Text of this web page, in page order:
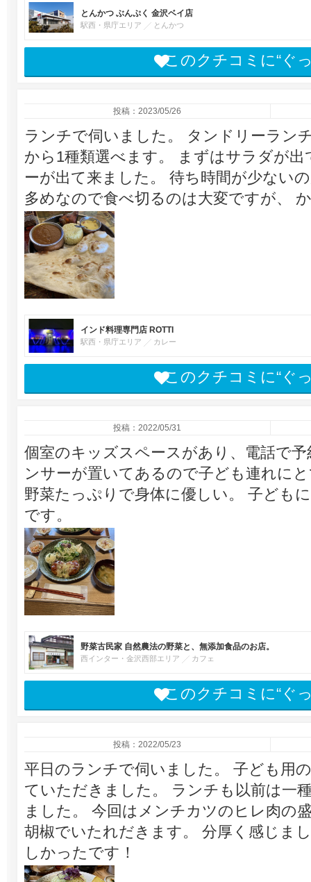
とんかつ ぶんぷく 金沢ベイ店
駅西・県庁エリア とんかつ
このクチコミに“ぐ
投稿：2023/05/26
ランチで伺いました。 タンドリーラン
から1種類選べます。 まずはサラダが
ーが出て来ました。 待ち時間が少ない
多めなので食べ切るのは大変ですが、
インド料理専門店 ROTTI
駅西・県庁エリア カレー
このクチコミに“ぐ
投稿：2022/05/31
個室のキッズスペースがあり、電話で
ンサーが置いてあるので子ども連れに
野菜たっぷりで身体に優しい。 子ども
です。
野菜古民家 自然農法の野菜と、無添加食品のお店。
西インター・金沢西部エリア カフェ
このクチコミに“ぐ
投稿：2022/05/23
平日のランチで伺いました。 子ども用
ていただきました。 ランチも以前は一
ました。 今回はメンチカツのヒレ肉の
胡椒でいたれだきます。 分厚く感じま
しかったです！